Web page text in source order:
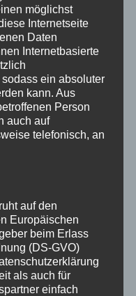
möglichst
Internetseite
Daten
Internetbasierte
ein absoluter
kann. Aus
Person
auch auf
telefonisch, an
auf den
Europäischen
beim Erlass
(DS-GVO)
als auch für
einfach